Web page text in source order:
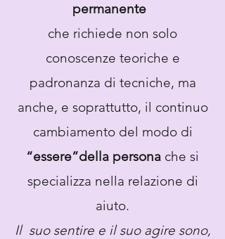
permanente
che richiede non solo
conoscenze teoriche e
padronanza di tecniche, ma
anche, e soprattutto, il continuo
cambiamento del modo di
“essere”della persona che si
specializza nella relazione di
aiuto.
Il suo sentire e il suo agire sono,